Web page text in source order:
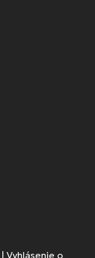
| Vyhlásenie o